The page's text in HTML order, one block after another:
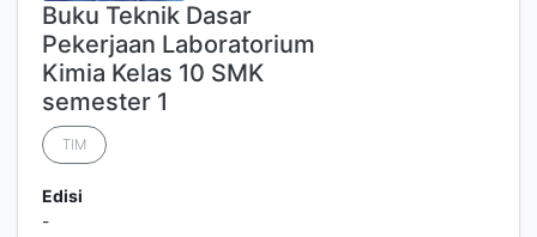
Buku Teknik Dasar
Pekerjaan Laboratorium
Kimia Kelas 10 SMK
semester 1
TIM
Edisi
-